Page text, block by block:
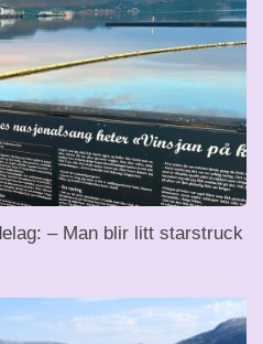
– Man blir litt starstruck